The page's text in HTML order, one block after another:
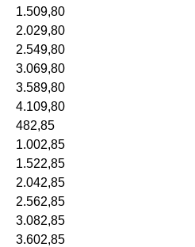
1.509,80
2.029,80
2.549,80
3.069,80
3.589,80
4.109,80
482,85
1.002,85
1.522,85
2.042,85
2.562,85
3.082,85
3.602,85